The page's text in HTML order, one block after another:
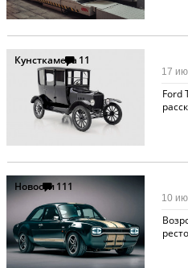
Кунсткамера 11
Ford
17
Новости111
10